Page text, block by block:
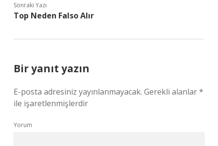
Sonraki Yazı
Top Neden Falso Alır
Bir yanıt yazın
E-posta adresiniz yayınlanmayacak. Gerekli alanlar*
ile işaretlenmişlerdir
Yorum